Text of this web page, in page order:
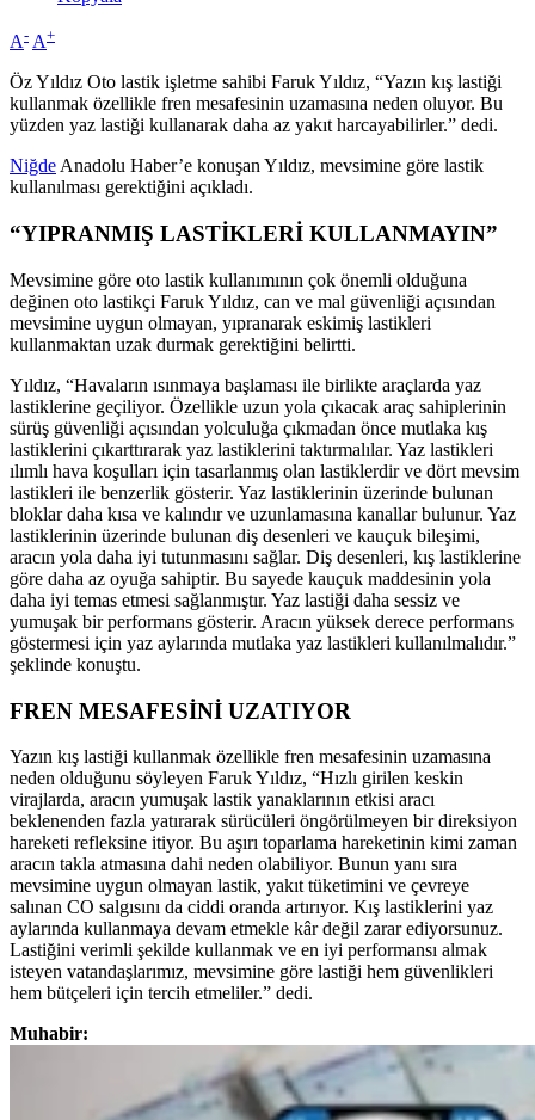
A- A+
Öz Yıldız Oto lastik işletme sahibi Faruk Yıldız, “Yazın kış lastiği
kullanmak özellikle fren mesafesinin uzamasına neden oluyor. Bu
yüzden yaz lastiği kullanarak daha az yakıt harcayabilirler.” dedi.
NiğdeAnadolu Haber’e konuşan Yıldız, mevsimine göre lastik
kullanılması gerektiğini açıkladı.
“YIPRANMIŞ LASTİKLERİ KULLANMAYIN”
Mevsimine göre oto lastik kullanımının çok önemli olduğuna
değinen oto lastikçi Faruk Yıldız, can ve mal güvenliği açısından
mevsimine uygun olmayan, yıpranarak eskimiş lastikleri
kullanmaktan uzak durmak gerektiğini belirtti.
Yıldız, “Havaların ısınmaya başlaması ile birlikte araçlarda yaz
lastiklerine geçiliyor. Özellikle uzun yola çıkacak araç sahiplerinin
sürüş güvenliği açısından yolculuğa çıkmadan önce mutlaka kış
lastiklerini çıkarttırarak yaz lastiklerini taktırmalılar. Yaz lastikleri
ılımlı hava koşulları için tasarlanmış olan lastiklerdir ve dört mevsim
lastikleri ile benzerlik gösterir. Yaz lastiklerinin üzerinde bulunan
bloklar daha kısa ve kalındır ve uzunlamasına kanallar bulunur. Yaz
lastiklerinin üzerinde bulunan diş desenleri ve kauçuk bileşimi,
aracın yola daha iyi tutunmasını sağlar. Diş desenleri, kış lastiklerine
göre daha az oyuğa sahiptir. Bu sayede kauçuk maddesinin yola
daha iyi temas etmesi sağlanmıştır. Yaz lastiği daha sessiz ve
yumuşak bir performans gösterir. Aracın yüksek derece performans
göstermesi için yaz aylarında mutlaka yaz lastikleri kullanılmalıdır.”
şeklinde konuştu.
FREN MESAFESİNİ UZATIYOR
Yazın kış lastiği kullanmak özellikle fren mesafesinin uzamasına
neden olduğunu söyleyen Faruk Yıldız, “Hızlı girilen keskin
virajlarda, aracın yumuşak lastik yanaklarının etkisi aracı
beklenenden fazla yatırarak sürücüleri öngörülmeyen bir direksiyon
hareketi refleksine itiyor. Bu aşırı toparlama hareketinin kimi zaman
aracın takla atmasına dahi neden olabiliyor. Bunun yanı sıra
mevsimine uygun olmayan lastik, yakıt tüketimini ve çevreye
salınan CO salgısını da ciddi oranda artırıyor. Kış lastiklerini yaz
aylarında kullanmaya devam etmekle kâr değil zarar ediyorsunuz.
Lastiğini verimli şekilde kullanmak ve en iyi performansı almak
isteyen vatandaşlarımız, mevsimine göre lastiği hem güvenlikleri
hem bütçeleri için tercih etmeliler.” dedi.
Muhabir: